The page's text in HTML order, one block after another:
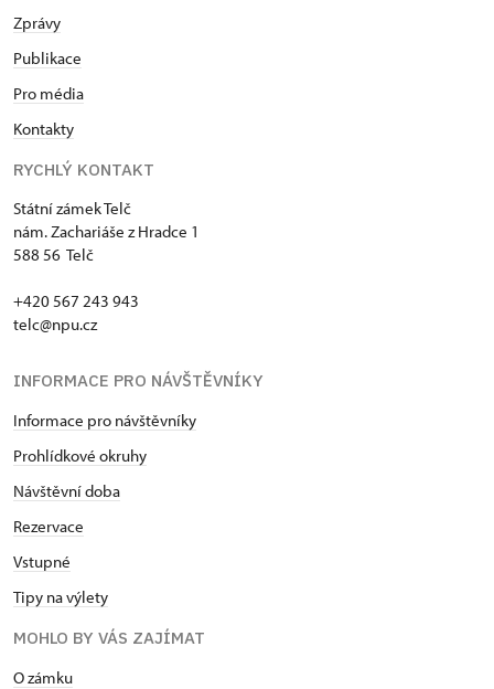
Zprávy
Publikace
Pro média
Kontakty
RYCHLÝ KONTAKT
Státní zámek Telč
nám. Zachariáše z Hradce 1
588 56 Telč
+420 567 243 943
telc@npu.cz
INFORMACE PRO NÁVŠTĚVNÍKY
Informace pro návštěvníky
Prohlídkové okruhy
Návštěvní doba
Rezervace
Vstupné
Tipy na výlety
MOHLO BY VÁS ZAJÍMAT
O zámku